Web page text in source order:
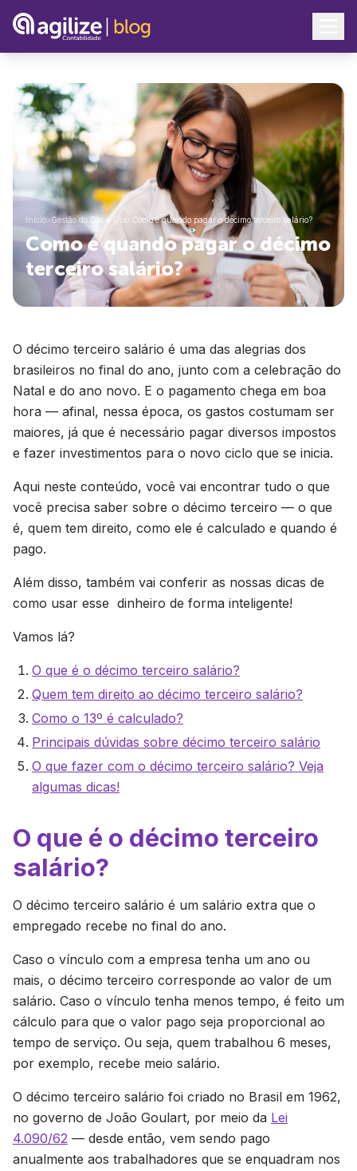
Início>Gestão do Dia a Dia Como e quando pagar o décimo terceiro salário?
Como e quando pagar o décimo
terceiro salário?
O décimo terceiro salário é uma das alegrias dos
brasileiros no final do ano, junto com a celebração do
Natal e do ano novo. E o pagamento chega em boa
hora — afinal, nessa época, os gastos costumam ser
maiores, já que é necessário pagar diversos impostos
e fazer investimentos para o novo ciclo que se inicia.
Aqui neste conteúdo, você vai encontrar tudo o que
você precisa saber sobre o décimo terceiro — o que
é, quem tem direito, como ele é calculado e quando é
pago.
Além disso, também vai conferir as nossas dicas de
como usar esse dinheiro de forma inteligente!
Vamos lá?
O que é o décimo terceiro salário?
Quem tem direito ao décimo terceiro salário?
Como o 13º é calculado?
Principais dúvidas sobre décimo terceiro salário
O que fazer com o décimo terceiro salário? Veja
algumas dicas!
O que é o décimo terceiro
salário?
O décimo terceiro salário é um salário extra que o
empregado recebe no final do ano.
Caso o vínculo com a empresa tenha um ano ou
mais, o décimo terceiro corresponde ao valor de um
salário. Caso o vínculo tenha menos tempo, é feito um
cálculo para que o valor pago seja proporcional ao
tempo de serviço. Ou seja, quem trabalhou 6 meses,
por exemplo, recebe meio salário.
O décimo terceiro salário foi criado no Brasil em 1962,
no governo de João Goulart, por meio da Lei
4.090/62 — desde então, vem sendo pago
anualmente aos trabalhadores que se enquadram nos